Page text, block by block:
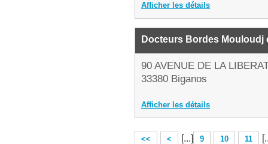
Afficher les détails
Docteurs Bordes Mouloudj
90 AVENUE DE LA
33380 Biganos
Afficher les détails
<< < [...] 9 10 11